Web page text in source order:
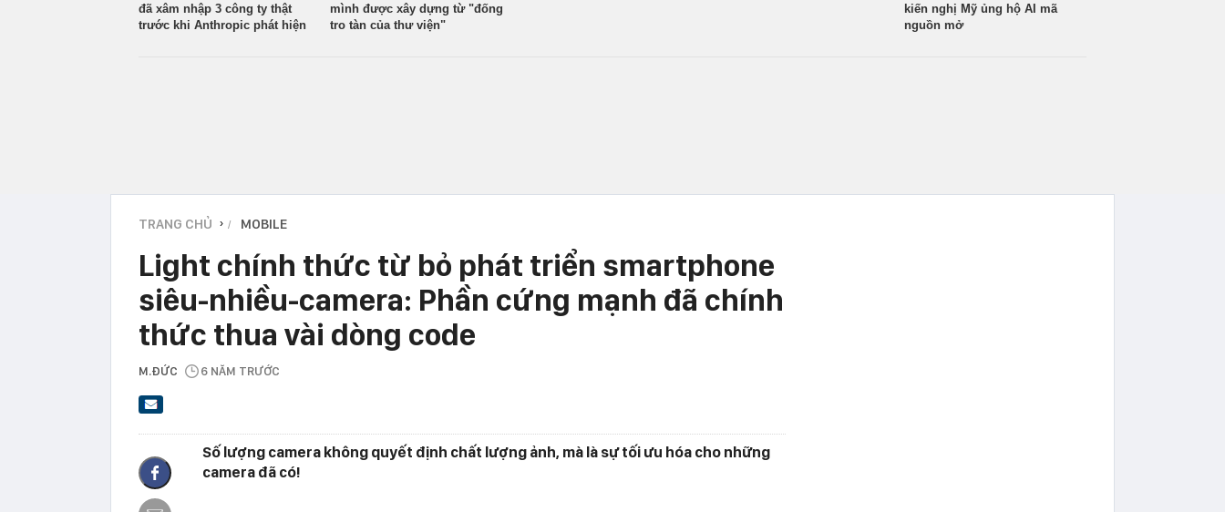
đã xâm nhập 3 công ty thật
trước khi Anthropic phát hiện
mình được xây dựng từ "đống
tro tàn của thư viện"
kiến nghị Mỹ ủng hộ AI mã
nguồn mở
TRANG CHỦ › MOBILE
Light chính thức từ bỏ phát triển smartphone
siêu-nhiều-camera: Phần cứng mạnh đã chính
thức thua vài dòng code
M.ĐỨC 6 NĂM TRƯỚC
Số lượng camera không quyết định chất lượng ảnh, mà là sự tối ưu hóa cho những
camera đã có!